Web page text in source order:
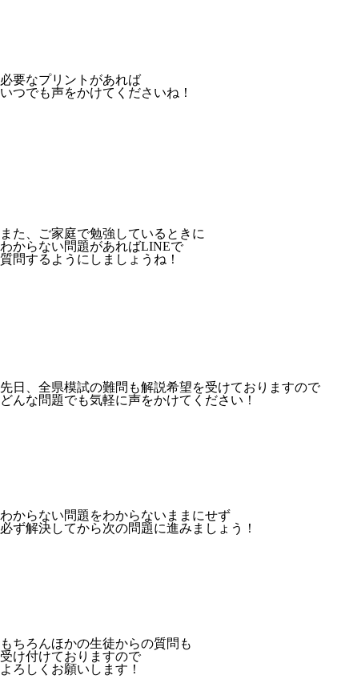
必要なプリントがあれば
いつでも声をかけてくださいね！
また、ご家庭で勉強しているときに
わからない問題があればLINEで
質問するようにしましょうね！
先日、全県模試の難問も解説希望を受けておりますので
どんな問題でも気軽に声をかけてください！
わからない問題をわからないままにせず
必ず解決してから次の問題に進みましょう！
もちろんほかの生徒からの質問も
受け付けておりますので
よろしくお願いします！